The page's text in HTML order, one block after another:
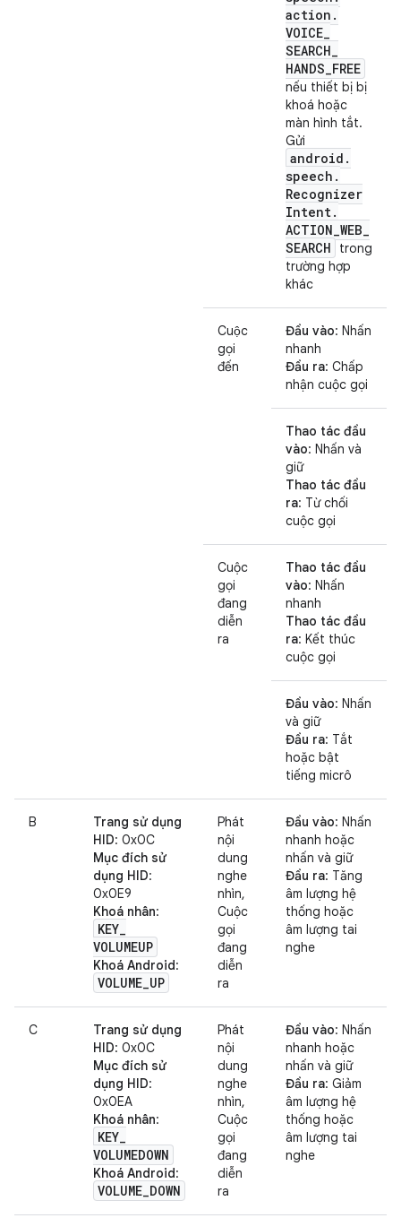
action .
VOICE_
SEARCH_
HANDS_FREE
nếu thiết bị bị
khoá hoặc
màn hình tắt.
Gửi
android .
speech .
Recognizer
Intent.
ACTION_WEB_
SEARCH
trong
trường hợp
khác
Cuộc
gọi
đến
Đầu vào: Nhấn
nhanh
Đầu ra: Chấp
nhận cuộc gọi
Thao tác đầu
vào: Nhấn và
giữ
Thao tác đầu
ra: Từ chối
cuộc gọi
Cuộc
gọi
đang
diễn
ra
Thao tác đầu
vào: Nhấn
nhanh
Thao tác đầu
ra: Kết thúc
cuộc gọi
Đầu vào: Nhấn
và giữ
Đầu ra: Tắt
hoặc bật
tiếng micrô
B
Trang sử dụng
HID: 0x0C
Mục đích sử
dụng HID:
0x0E9
Khoá nhân:
KEY_
VOLUMEUP
Khoá Android:
VOLUME_UP
Phát
nội
dung
nghe
nhìn,
Cuộc
gọi
đang
diễn
ra
Đầu vào: Nhấn
nhanh hoặc
nhấn và giữ
Đầu ra: Tăng
âm lượng hệ
thống hoặc
âm lượng tai
nghe
C
Trang sử dụng
HID: 0x0C
Mục đích sử
dụng HID:
0x0EA
Khoá nhân:
KEY_
VOLUMEDOWN
Khoá Android:
VOLUME_DOWN
Phát
nội
dung
nghe
nhìn,
Cuộc
gọi
đang
diễn
ra
Đầu vào: Nhấn
nhanh hoặc
nhấn và giữ
Đầu ra: Giảm
âm lượng hệ
thống hoặc
âm lượng tai
nghe